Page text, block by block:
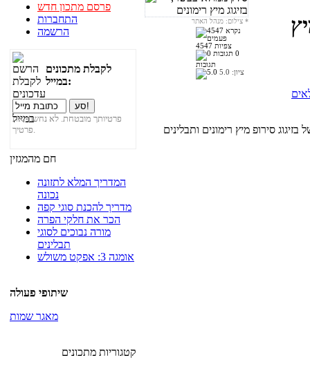
פרסם מתכון חדש
התחברות
הרשמה
לקבלת מתכונים
במייל:
פרטיותך מובטחת. לא נחשוף את
פרטיך.
חם מהמגזין
המדריך המלא לתזונה
נכונה
מדריך להכנת סוגי קפה
הכר את חלקי הפרה
מורה נבוכים לסוגי
תבלינים
אומגה 3: אפקט משולש
שיתופי פעולה
מאגר שמות
קטגוריות מתכונים
*
4547 צפיות
0
תגובות
ציון: 5.0